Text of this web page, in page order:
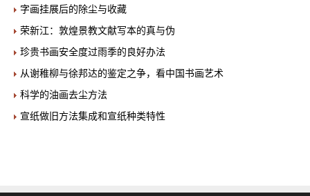
字画挂展后的除尘与收藏
荣新江：敦煌景教文献写本的真与伪
珍贵书画安全度过雨季的良好办法
从谢稚柳与徐邦达的鉴定之争，看中国书画艺术
科学的油画去尘方法
宣纸做旧方法集成和宣纸种类特性